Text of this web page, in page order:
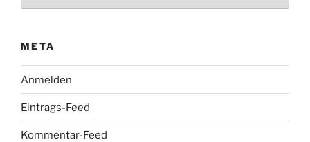
META
Anmelden
Eintrags-Feed
Kommentar-Feed